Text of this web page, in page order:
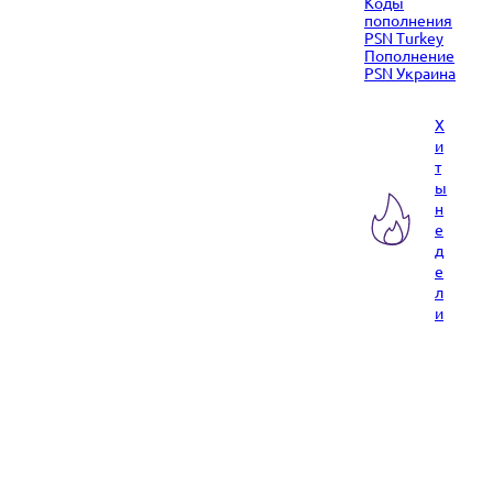
пополнения
PSN Turkey
Пополнение
PSN Украина
Х
и
т
ы
н
е
д
е
л
и